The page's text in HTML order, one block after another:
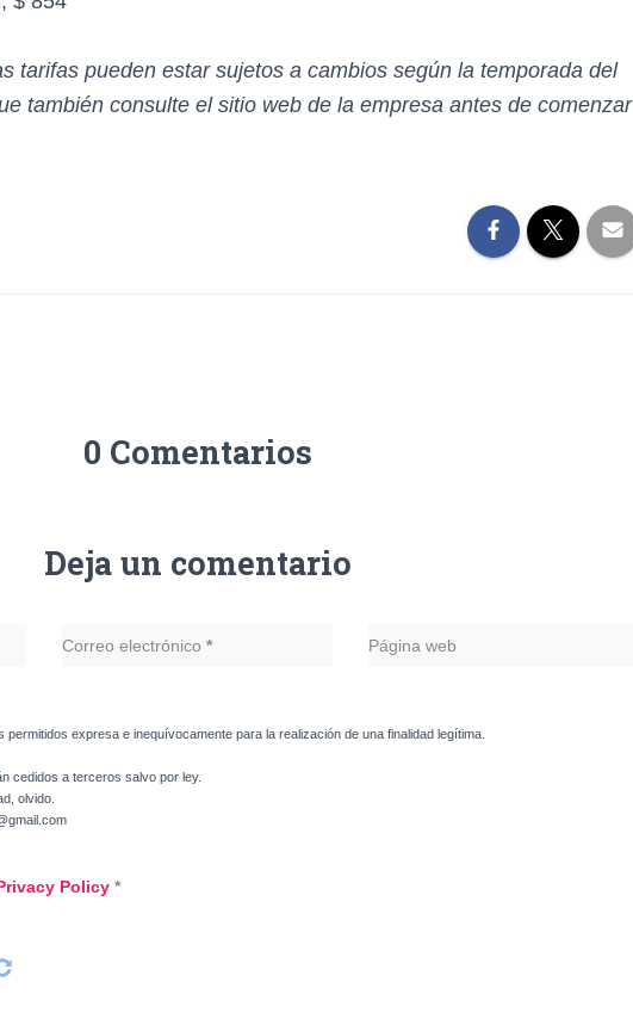
tarifas pueden estar sujetos a cambios según la temporada del
también consulte el sitio web de la empresa antes de comenzar
0 Comentarios
Deja un comentario
Correo electrónico * Página web
permitidos expresa e inequívocamente para la realización de una finalidad legítima.
cedidos a terceros salvo por ley.
olvido.
Policy *